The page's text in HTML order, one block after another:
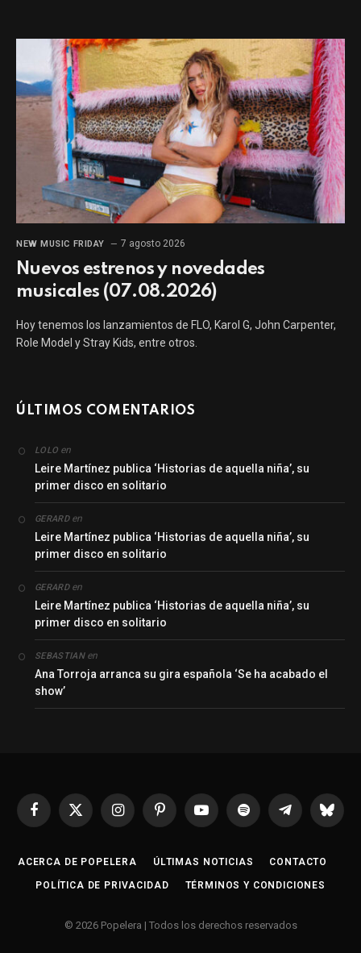
NEW MUSIC FRIDAY 7 agosto 2026
Nuevos estrenos y novedades
musicales (07.08.2026)
Hoy tenemos los lanzamientos de FLO, Karol G, John Carpenter,
Role Model y Stray Kids, entre otros.
ÚLTIMOS COMENTARIOS
LOLO en
Leire Martínez publica ‘Historias de aquella niña’, su
primer disco en solitario
GERARDen
Leire Martínez publica ‘Historias de aquella niña’, su
primer disco en solitario
GERARDen
Leire Martínez publica ‘Historias de aquella niña’, su
primer disco en solitario
SEBASTIANen
Ana Torroja arranca su gira española ‘Se ha acabado el
show’
Facebook
X
InstagramPinterestYouTubeSpotify Telegrama
ACERCA DE POPELERA ÚLTIMAS NOTICIAS CONTACTO
POLÍTICA DE PRIVACIDAD TÉRMINOS Y CONDICIONES
© 2026 Popelera | Todos los derechos reservados